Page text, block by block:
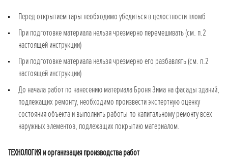
Перед открытием тары необходимо убедиться в целостности пломб
При подготовке материала нельзя чрезмерно перемешивать (см. п.2
настоящей инструкции)
При подготовке материала нельзя чрезмерно его разбавлять (см. п.2
настоящей инструкции)
До начала работ по нанесению материала Броня Зима на фасады зданий,
подлежащих ремонту, необходимо произвести экспертную оценку
состояния объекта и выполнить работы по капитальному ремонту всех
наружных элементов, подлежащих покрытию материалом.
ТЕХНОЛОГИЯ и организация производства работ